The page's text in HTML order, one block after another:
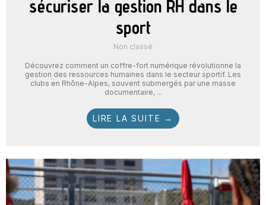
sécuriser la gestion RH dans le
sport
Non classé
Découvrez comment un coffre-fort numérique révolutionne la
gestion des ressources humaines dans le secteur sportif. Les
clubs en Rhône-Alpes, souvent submergés par une masse
documentaire, ...
LIRE LA SUITE →